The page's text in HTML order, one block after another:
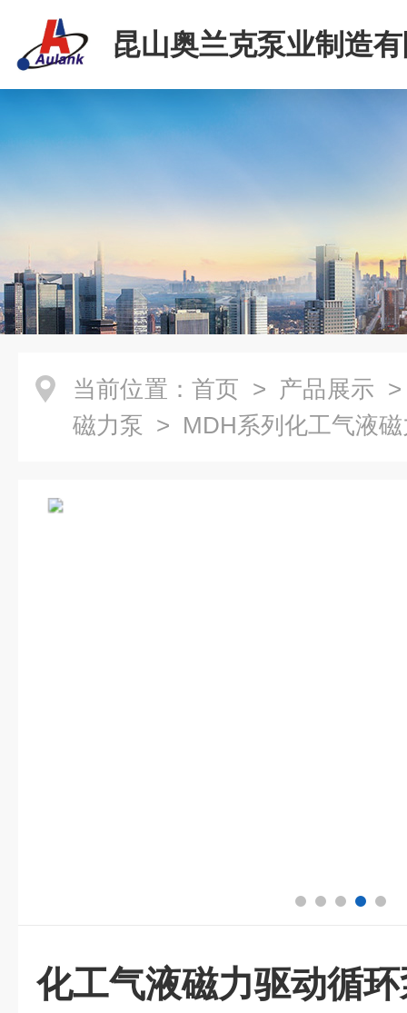
昆山奥兰克泵业制造
当前位置： 首页 > 产品展示
磁力泵 > MDH系列化工气液
化工气液磁力驱动循